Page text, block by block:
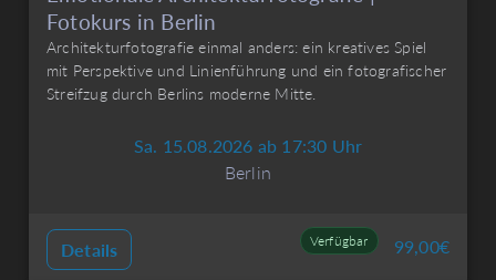
Fotokurs in Berlin
Architekturfotografie einmal anders: ein kreatives Spiel
mit Perspektive und Linienführung und ein fotografischer
Streifzug durch Berlins moderne Mitte.
Sa. 15.08.2026 ab 17:30 Uhr
Berlin
Details Verfügbar 99,00€